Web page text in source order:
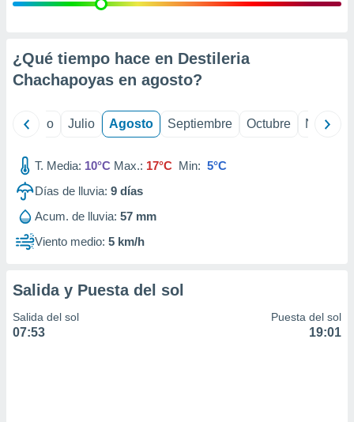
e
mediante
publicidad
de
1199
¿Qué tiempo hace en Destileria
Chachapoyas en agosto?
Junio Julio Agosto Septiembre Octubre
T. Media: 10°C Max.: 17°C Min: 5°C
Días de lluvia: 9 días
Acum. de lluvia: 57 mm
Viento medio: 5 km/h
Salida y Puesta del sol
Salida del sol
07:53
Puesta del sol
19:01